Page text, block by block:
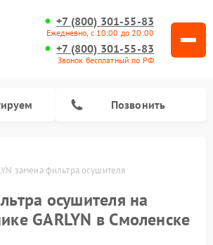
+7 (800) 301-55-83
Ежедневно, с 10:00 до 20:00
+7 (800) 301-55-83
Звонок бесплатный по РФ
Позвонить
замена фильтра осушителя
осушителя на
GARLYN в Смоленске